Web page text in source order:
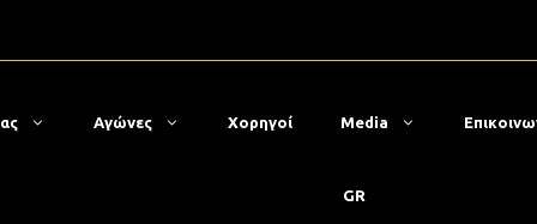
Αγώνες Χορηγοί Media
GR